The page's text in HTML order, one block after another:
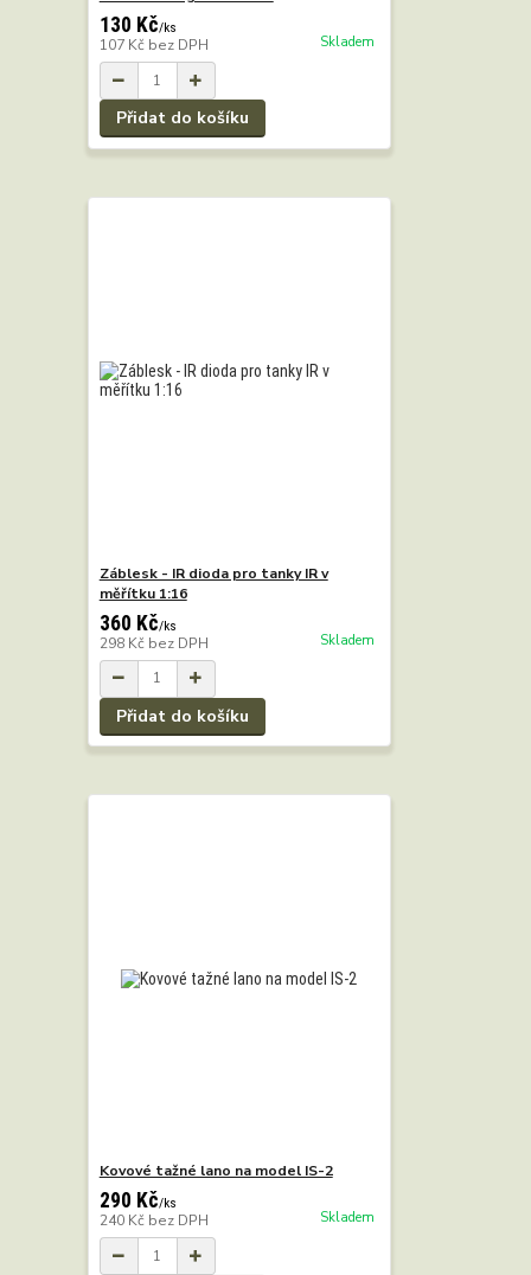
130 Kč/ks
107 Kč bez DPH Skladem
Přidat do košíku
Záblesk - IR dioda pro tanky IR v
měřítku 1:16
360 Kč/ks
298 Kč bez DPH Skladem
Přidat do košíku
Kovové tažné lano na model IS-2
290 Kč/ks
240 Kč bez DPH Skladem